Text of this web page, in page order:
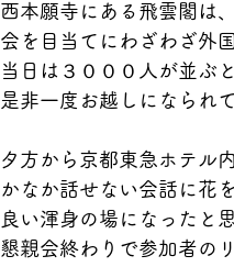
西本願寺にある飛雲閣は
会を目当てにわざわざ外
当日は３０００人が並ぶと
是非一度お越しになられ
夕方から京都東急ホテル
かなか話せない会話に花
良い渾身の場になったと
懇親会終わりで参加者の